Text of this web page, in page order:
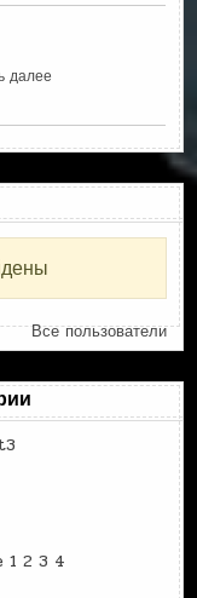
далее
Все пользователи
1 2 3 4